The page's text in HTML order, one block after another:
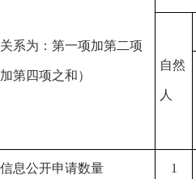
系为：第一项加第二项
第四项之和）
自然
人
息公开申请数量 1